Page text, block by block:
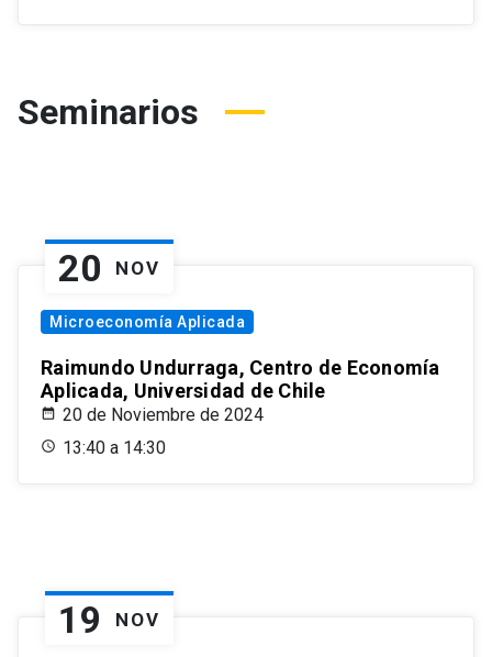
Seminarios
20 NOV
Microeconomía Aplicada
Raimundo Undurraga, Centro de Economía
Aplicada, Universidad de Chile
20 de Noviembre de 2024
13:40 a 14:30
19 NOV